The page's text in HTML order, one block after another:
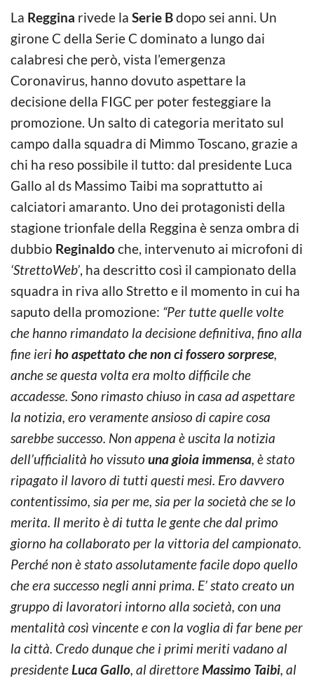
La Reggina rivede la Serie Bdopo sei anni. Un
girone C della Serie C dominato a lungo dai
calabresi che però, vista l’emergenza
Coronavirus, hanno dovuto aspettare la
decisione della FIGC per poter festeggiare la
promozione. Un salto di categoria meritato sul
campo dalla squadra di Mimmo Toscano, grazie a
chi ha reso possibile il tutto: dal presidente Luca
Gallo al ds Massimo Taibi ma soprattutto ai
calciatori amaranto. Uno dei protagonisti della
stagione trionfale della Reggina è senza ombra di
dubbio Reginaldoche, intervenuto ai microfoni di
‘StrettoWeb’, ha descritto così il campionato della
squadra in riva allo Stretto e il momento in cui ha
saputo della promozione: “Per tutte quelle volte
che hanno rimandato la decisione definitiva, fino alla
fine ieriho aspettato che non ci fossero sorprese,
anche se questa volta era molto difficile che
accadesse. Sono rimasto chiuso in casa ad aspettare
la notizia, ero veramente ansioso di capire cosa
sarebbe successo. Non appena è uscita la notizia
dell’ufficialità ho vissuto una gioia immensa, è stato
ripagato il lavoro di tutti questi mesi. Ero davvero
contentissimo, sia per me, sia per la società che se lo
merita. Il merito è di tutta le gente che dal primo
giorno ha collaborato per la vittoria del campionato.
Perché non è stato assolutamente facile dopo quello
che era successo negli anni prima. E’ stato creato un
gruppo di lavoratori intorno alla società, con una
mentalità così vincente e con la voglia di far bene per
la città. Credo dunque che i primi meriti vadano al
presidenteLuca Gallo, al direttoreMassimo Taibi, al